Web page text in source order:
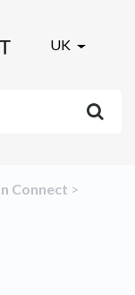
UK
Connect ​ > ​